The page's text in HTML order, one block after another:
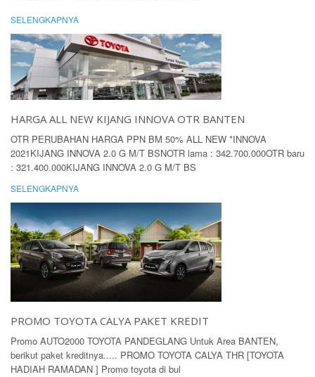
SELENGKAPNYA
HARGA ALL NEW KIJANG INNOVA OTR BANTEN
OTR PERUBAHAN HARGA PPN BM 50% ALL NEW *INNOVA
2021KIJANG INNOVA 2.0 G M/T BSNOTR lama : 342.700.000OTR baru
: 321.400.000KIJANG INNOVA 2.0 G M/T BS
SELENGKAPNYA
PROMO TOYOTA CALYA PAKET KREDIT
Promo AUTO2000 TOYOTA PANDEGLANG Untuk Area BANTEN,
berikut paket kreditnya..... PROMO TOYOTA CALYA THR [TOYOTA
HADIAH RAMADAN ] Promo toyota di bul